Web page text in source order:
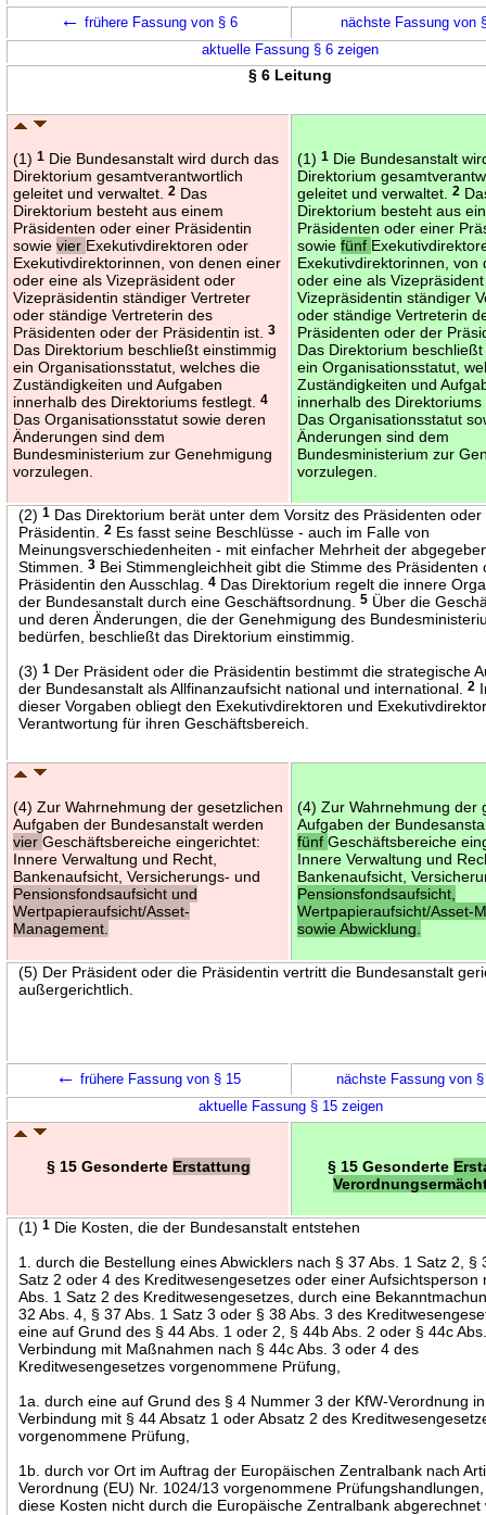
← frühere Fassung von § 6
nächste Fassung von
aktuelle Fassung § 6 zeigen
§ 6 Leitung
(1)1 Die Bundesanstalt wird durch das
Direktorium gesamtverantwortlich
geleitet und verwaltet.2 Das
Direktorium besteht aus einem
Präsidenten oder einer Präsidentin
sowievier Exekutivdirektoren oder
Exekutivdirektorinnen, von denen einer
oder eine als Vizepräsident oder
Vizepräsidentin ständiger Vertreter
oder ständige Vertreterin des
Präsidenten oder der Präsidentin ist.3
Das Direktorium beschließt einstimmig
ein Organisationsstatut, welches die
Zuständigkeiten und Aufgaben
innerhalb des Direktoriums festlegt.4
Das Organisationsstatut sowie deren
Änderungen sind dem
Bundesministerium zur Genehmigung
vorzulegen.
(1)1 Die Bundesanstalt
Direktorium
geleitet und verwaltet.2
Direktorium besteht aus
Präsidenten oder einer
sowiefünf
Exekutivdirektorinnen, von
oder eine als
Vizepräsidentin ständiger
oder ständige Vertreterin
Präsidenten oder der
Das Direktorium
ein Organisationsstatut,
Zuständigkeiten und
innerhalb des
Das Organisationsstatut
Änderungen sind dem
Bundesministerium zur
vorzulegen.
(2)1 Das Direktorium berät unter dem Vorsitz des Präsidenten oder
Präsidentin.2 Es fasst seine Beschlüsse - auch im Falle von
Meinungsverschiedenheiten - mit einfacher Mehrheit der
Stimmen.3 Bei Stimmengleichheit gibt die Stimme des Präsidenten
Präsidentin den Ausschlag.4 Das Direktorium regelt die innere
der Bundesanstalt durch eine Geschäftsordnung.5 Über die
und deren Änderungen, die der Genehmigung des
bedürfen, beschließt das Direktorium einstimmig.
(3)1 Der Präsident oder die Präsidentin bestimmt die strategische
der Bundesanstalt als Allfinanzaufsicht national und international.2
dieser Vorgaben obliegt den Exekutivdirektoren und
Verantwortung für ihren Geschäftsbereich.
(4) Zur Wahrnehmung der gesetzlichen
Aufgaben der Bundesanstalt werden
vierGeschäftsbereiche eingerichtet:
Innere Verwaltung und Recht,
Bankenaufsicht, Versicherungs- und
Pensionsfondsaufsicht und
Wertpapieraufsicht/Asset-
Management.
(4) Zur Wahrnehmung der
Aufgaben der
fünfGeschäftsbereiche
Innere Verwaltung und
Bankenaufsicht,
Pensionsfondsaufsicht,
Wertpapieraufsicht/Asset-
sowie Abwicklung.
(5) Der Präsident oder die Präsidentin vertritt die Bundesanstalt
außergerichtlich.
← frühere Fassung von § 15
nächste Fassung von
aktuelle Fassung § 15 zeigen
§ 15 Gesonderte Erstattung § 15 Gesonderte
(1)1 Die Kosten, die der Bundesanstalt entstehen
1. durch die Bestellung eines Abwicklers nach § 37 Abs. 1 Satz 2, §
Satz 2 oder 4 des Kreditwesengesetzes oder einer Aufsichtsperson
Abs. 1 Satz 2 des Kreditwesengesetzes, durch eine
32 Abs. 4, § 37 Abs. 1 Satz 3 oder § 38 Abs. 3 des
eine auf Grund des § 44 Abs. 1 oder 2, § 44b Abs. 2 oder § 44c
Verbindung mit Maßnahmen nach § 44c Abs. 3 oder 4 des
Kreditwesengesetzes vorgenommene Prüfung,
1a. durch eine auf Grund des § 4 Nummer 3 der KfW-Verordnung in
Verbindung mit § 44 Absatz 1 oder Absatz 2 des
vorgenommene Prüfung,
1b. durch vor Ort im Auftrag der Europäischen Zentralbank nach
Verordnung (EU) Nr. 1024/13 vorgenommene
diese Kosten nicht durch die Europäische Zentralbank abgerechnet